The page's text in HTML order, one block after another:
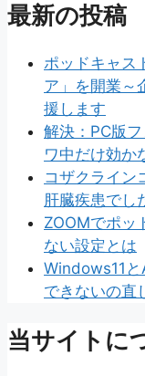
最新の投稿
ポッドキャス
ア」を開業～
援します
解決：PC版
ワ中だけ効か
コザクライン
肝臓疾患でし
ZOOMでポッ
ない設定とは
Windows11
できないの直
当サイトに